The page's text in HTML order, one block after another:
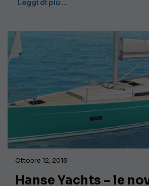
Leggi di piú …
Ottobre 12, 2018
Hanse Yachts – le